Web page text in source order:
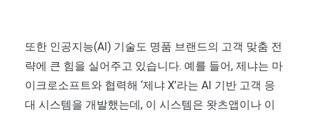
또한 인공지능(AI) 기술도 명품 브랜드의 고객 맞춤 전
략에 큰 힘을 실어주고 있습니다. 예를 들어, 제냐는 마
이크로소프트와 협력해 ‘제냐 X’라는 AI 기반 고객 응
대 시스템을 개발했는데, 이 시스템은 왓츠앱이나 이